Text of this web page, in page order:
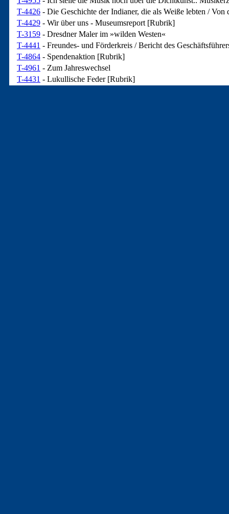
T-4426 - Die Geschichte der Indianer, die als Weiße lebten /
T-4429 - Wir über uns - Museumsreport [Rubrik]
T-3159 - Dresdner Maler im »wilden Westen«
T-4441 - Freundes- und Förderkreis / Bericht des
T-4864 - Spendenaktion [Rubrik]
T-4961 - Zum Jahreswechsel
T-4431 - Lukullische Feder [Rubrik]